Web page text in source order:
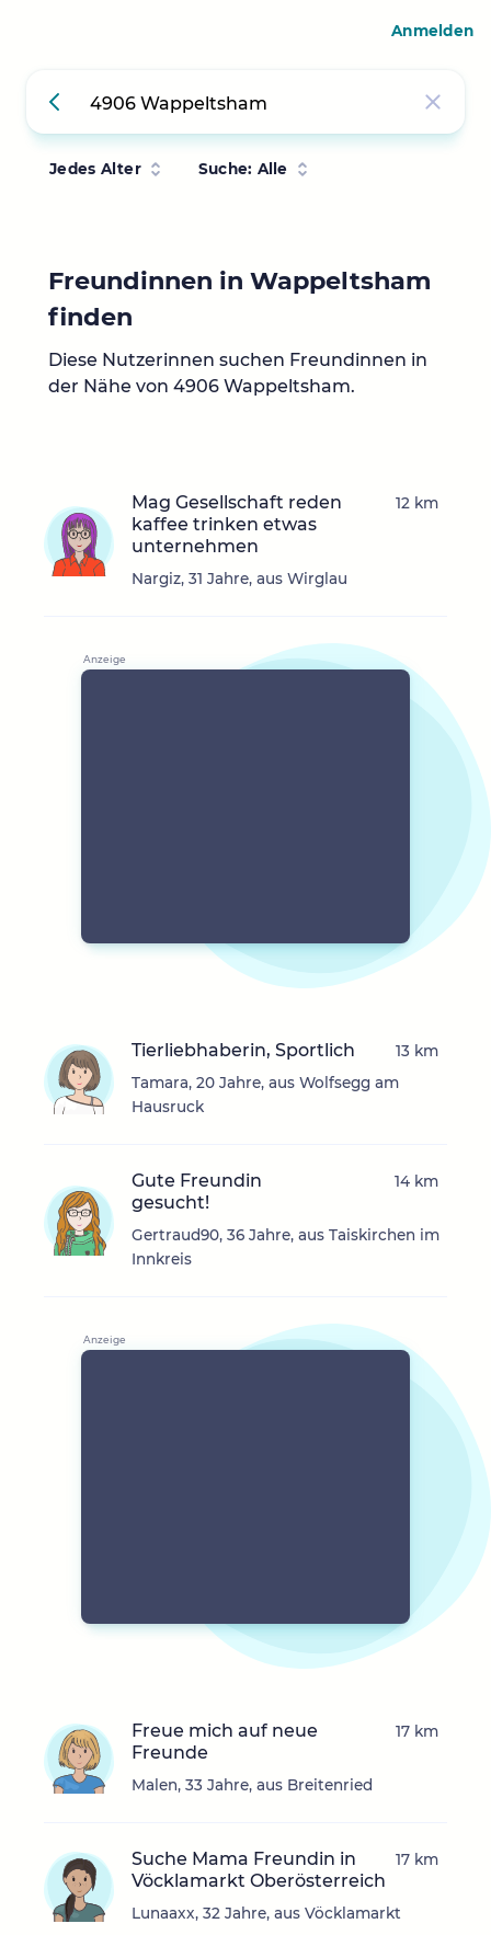
Jedes Alter Suche: Alle
Freundinnen in Wappeltsham
finden
Diese Nutzerinnen suchen Freundinnen in
der Nähe von 4906 Wappeltsham.
Mag Gesellschaft reden
kaffee trinken etwas
unternehmen
Nargiz, 31 Jahre, aus Wirglau
12 km
Tierliebhaberin, Sportlich
Tamara, 20 Jahre, aus Wolfsegg am
Hausruck
13 km
Gute Freundin
gesucht!
Gertraud90, 36 Jahre, aus Taiskirchen im
Innkreis
14 km
Freue mich auf neue
Freunde
Malen, 33 Jahre, aus Breitenried
17 km
Suche Mama Freundin in
Vöcklamarkt Oberösterreich
Lunaaxx, 32 Jahre, aus Vöcklamarkt
17 km
Anmelden